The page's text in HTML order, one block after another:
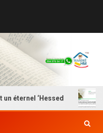
‘Hessed